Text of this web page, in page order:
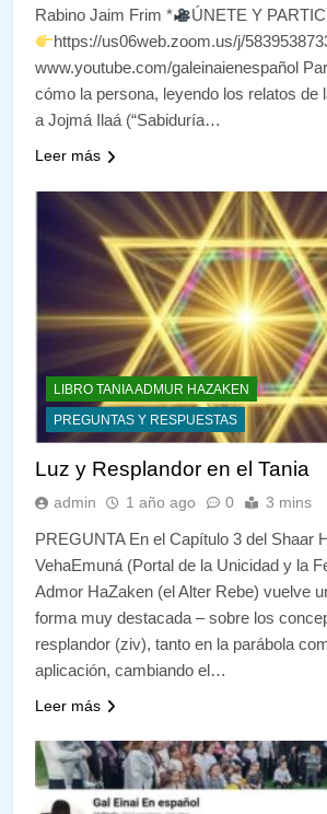
Rabino Jaim Frim *
ÚNETE Y
https://us06web.zoom.us/j/
www.youtube.com/galeinaienespañol
cómo la persona, leyendo los relatos de
a Jojmá Ilaá (“Sabiduría…
Leer más
LIBRO TANIA ADMUR HAZAKEN
PREGUNTAS Y RESPUESTAS
Luz y Resplandor en el Tania
admin 1 año ago 0 3 mins
PREGUNTA En el Capítulo 3 del Shaar
VehaEmuná (Portal de la Unicidad y la
Admor HaZaken (el Alter Rebe) vuelve
forma muy destacada – sobre los
resplandor (ziv), tanto en la parábola
aplicación, cambiando el…
Leer más